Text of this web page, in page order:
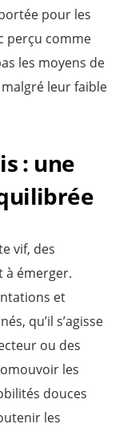
pour les
perçu comme
les moyens de
leur faible
: une
vif, des
à émerger.
et
qu’il s’agisse
ou des
les
douces
les